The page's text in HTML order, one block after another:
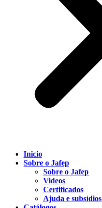
Inicio
Sobre o Jafep
Sobre o Jafep
Videos
Certificados
Ajuda e subsídios